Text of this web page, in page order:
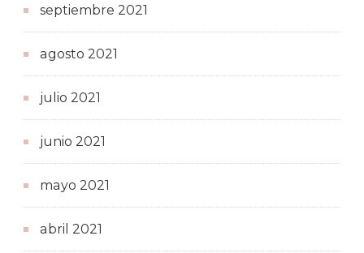
septiembre 2021
agosto 2021
julio 2021
junio 2021
mayo 2021
abril 2021